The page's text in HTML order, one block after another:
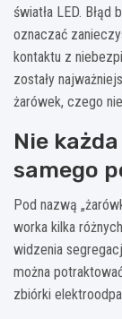
światła LED.
oznaczać
kontaktu z
zostały
żarówek, czego
Nie
samego
Pod nazwą
worka kilka
widzenia
można
zbiórki